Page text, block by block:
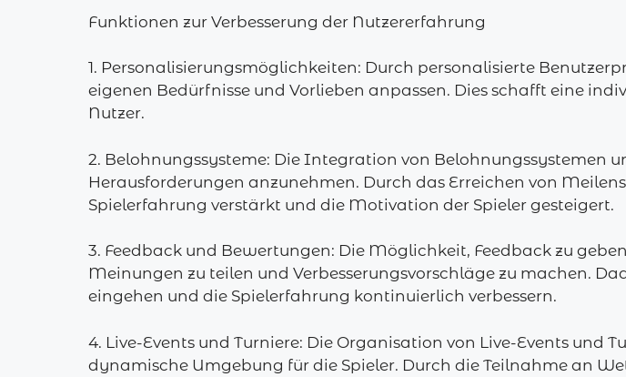
Funktionen zur Verbesserung der Nutzererfahrung
1. Personalisierungsmöglichkeiten: Durch personalisierte
eigenen Bedürfnisse und Vorlieben anpassen. Dies schafft eine
Nutzer.
2. Belohnungssysteme: Die Integration von Belohnungssystemen
Herausforderungen anzunehmen. Durch das Erreichen von
Spielerfahrung verstärkt und die Motivation der Spieler gesteigert.
3. Feedback und Bewertungen: Die Möglichkeit, Feedback zu
Meinungen zu teilen und Verbesserungsvorschläge zu machen.
eingehen und die Spielerfahrung kontinuierlich verbessern.
4. Live-Events und Turniere: Die Organisation von Live-Events
dynamische Umgebung für die Spieler. Durch die Teilnahme an